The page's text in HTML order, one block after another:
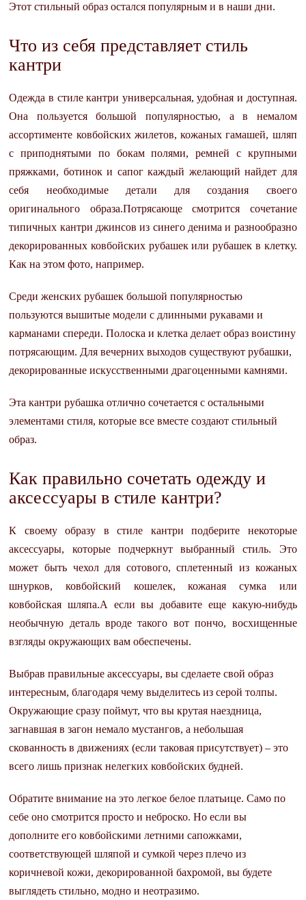
Этот стильный образ остался популярным и в наши дни.
Что из себя представляет стиль
кантри
Одежда в стиле кантри универсальная, удобная и доступная.
Она пользуется большой популярностью, а в немалом
ассортименте ковбойских жилетов, кожаных гамашей, шляп
с приподнятыми по бокам полями, ремней с крупными
пряжками, ботинок и сапог каждый желающий найдет для
себя необходимые детали для создания своего
оригинального образа.Потрясающе смотрится сочетание
типичных кантри джинсов из синего денима и разнообразно
декорированных ковбойских рубашек или рубашек в клетку.
Как на этом фото, например.
Среди женских рубашек большой популярностью
пользуются вышитые модели с длинными рукавами и
карманами спереди. Полоска и клетка делает образ воистину
потрясающим. Для вечерних выходов существуют рубашки,
декорированные искусственными драгоценными камнями.
Эта кантри рубашка отлично сочетается с остальными
элементами стиля, которые все вместе создают стильный
образ.
Как правильно сочетать одежду и
аксессуары в стиле кантри?
К своему образу в стиле кантри подберите некоторые
аксессуары, которые подчеркнут выбранный стиль. Это
может быть чехол для сотового, сплетенный из кожаных
шнурков, ковбойский кошелек, кожаная сумка или
ковбойская шляпа.А если вы добавите еще какую-нибудь
необычную деталь вроде такого вот пончо, восхищенные
взгляды окружающих вам обеспечены.
Выбрав правильные аксессуары, вы сделаете свой образ
интересным, благодаря чему выделитесь из серой толпы.
Окружающие сразу поймут, что вы крутая наездница,
загнавшая в загон немало мустангов, а небольшая
скованность в движениях (если таковая присутствует) – это
всего лишь признак нелегких ковбойских будней.
Обратите внимание на это легкое белое платьице. Само по
себе оно смотрится просто и неброско. Но если вы
дополните его ковбойскими летними сапожками,
соответствующей шляпой и сумкой через плечо из
коричневой кожи, декорированной бахромой, вы будете
выглядеть стильно, модно и неотразимо.